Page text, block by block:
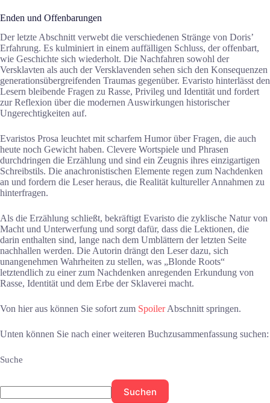
Enden und Offenbarungen
Der letzte Abschnitt verwebt die verschiedenen Stränge von Doris’
Erfahrung. Es kulminiert in einem auffälligen Schluss, der offenbart,
wie Geschichte sich wiederholt. Die Nachfahren sowohl der
Versklavten als auch der Versklavenden sehen sich den Konsequenzen
generationsübergreifenden Traumas gegenüber. Evaristo hinterlässt den
Lesern bleibende Fragen zu Rasse, Privileg und Identität und fordert
zur Reflexion über die modernen Auswirkungen historischer
Ungerechtigkeiten auf.
Evaristos Prosa leuchtet mit scharfem Humor über Fragen, die auch
heute noch Gewicht haben. Clevere Wortspiele und Phrasen
durchdringen die Erzählung und sind ein Zeugnis ihres einzigartigen
Schreibstils. Die anachronistischen Elemente regen zum Nachdenken
an und fordern die Leser heraus, die Realität kultureller Annahmen zu
hinterfragen.
Als die Erzählung schließt, bekräftigt Evaristo die zyklische Natur von
Macht und Unterwerfung und sorgt dafür, dass die Lektionen, die
darin enthalten sind, lange nach dem Umblättern der letzten Seite
nachhallen werden. Die Autorin drängt den Leser dazu, sich
unangenehmen Wahrheiten zu stellen, was „Blonde Roots“
letztendlich zu einer zum Nachdenken anregenden Erkundung von
Rasse, Identität und dem Erbe der Sklaverei macht.
Von hier aus können Sie sofort zum SpoilerAbschnitt springen.
Unten können Sie nach einer weiteren Buchzusammenfassung suchen:
Suche
Suchen